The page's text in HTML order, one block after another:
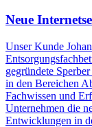
Neue
Unser Kunde
gegründete
in den Bereichen
Fachwissen und
Unternehmen die
Entwicklungen in